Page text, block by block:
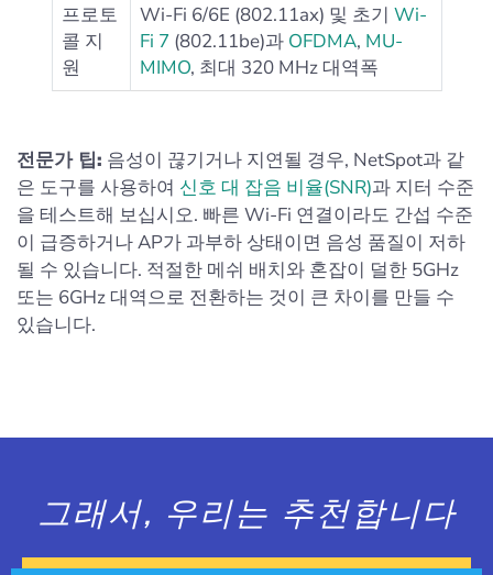
프로토
콜 지
원
Wi-Fi 6/6E (802.11ax) 및 초기 Wi-
Fi 7 (802.11be)과 OFDMA, MU-
MIMO, 최대 320 MHz 대역폭
전문가 팁: 음성이 끊기거나 지연될 경우, NetSpot과 같
은 도구를 사용하여 신호 대 잡음 비율(SNR)과 지터 수준
을 테스트해 보십시오. 빠른 Wi-Fi 연결이라도 간섭 수준
이 급증하거나 AP가 과부하 상태이면 음성 품질이 저하
될 수 있습니다. 적절한 메쉬 배치와 혼잡이 덜한 5GHz
또는 6GHz 대역으로 전환하는 것이 큰 차이를 만들 수
있습니다.
그래서, 우리는 추천합니다